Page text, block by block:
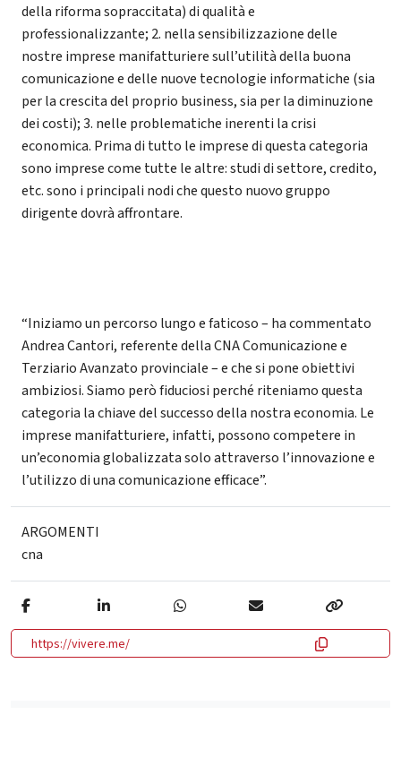
della riforma sopraccitata) di qualità e
professionalizzante; 2. nella sensibilizzazione delle
nostre imprese manifatturiere sull’utilità della buona
comunicazione e delle nuove tecnologie informatiche (sia
per la crescita del proprio business, sia per la diminuzione
dei costi); 3. nelle problematiche inerenti la crisi
economica. Prima di tutto le imprese di questa categoria
sono imprese come tutte le altre: studi di settore, credito,
etc. sono i principali nodi che questo nuovo gruppo
dirigente dovrà affrontare.
“Iniziamo un percorso lungo e faticoso – ha commentato
Andrea Cantori, referente della CNA Comunicazione e
Terziario Avanzato provinciale – e che si pone obiettivi
ambiziosi. Siamo però fiduciosi perché riteniamo questa
categoria la chiave del successo della nostra economia. Le
imprese manifatturiere, infatti, possono competere in
un’economia globalizzata solo attraverso l’innovazione e
l’utilizzo di una comunicazione efficace”.
ARGOMENTI
cna
https://vivere.me/